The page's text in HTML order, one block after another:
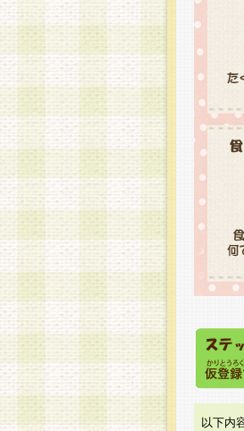
以下内